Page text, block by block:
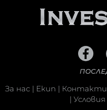
За нас | Екип | Контакти
| Условия